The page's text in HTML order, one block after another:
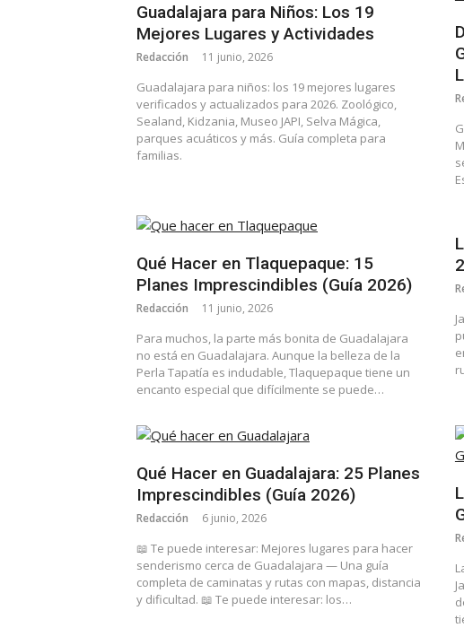
Guadalajara para Niños: Los 19
Mejores Lugares y Actividades
Redacción 11 junio, 2026
Guadalajara para niños: los 19 mejores lugares
verificados y actualizados para 2026. Zoológico,
Sealand, Kidzania, Museo JAPI, Selva Mágica,
parques acuáticos y más. Guía completa para
familias.
Qué Hacer en Tlaquepaque: 15
Planes Imprescindibles (Guía 2026)
Redacción 11 junio, 2026
Para muchos, la parte más bonita de Guadalajara
no está en Guadalajara. Aunque la belleza de la
Perla Tapatía es indudable, Tlaquepaque tiene un
encanto especial que difícilmente se puede…
Qué Hacer en Guadalajara: 25 Planes
Imprescindibles (Guía 2026)
Redacción 6 junio, 2026
📖 Te puede interesar: Mejores lugares para hacer
senderismo cerca de Guadalajara — Una guía
completa de caminatas y rutas con mapas, distancia
y dificultad. 📖 Te puede interesar: los…